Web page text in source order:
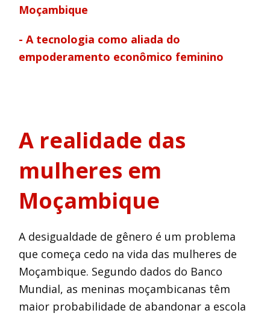
Moçambique
- A tecnologia como aliada do
empoderamento econômico feminino
A realidade das
mulheres em
Moçambique
A desigualdade de gênero é um problema
que começa cedo na vida das mulheres de
Moçambique. Segundo dados do Banco
Mundial, as meninas moçambicanas têm
maior probabilidade de abandonar a escola